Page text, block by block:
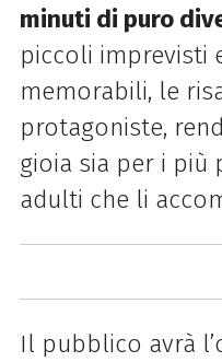
minuti di puro
piccoli imprevisti
memorabili, le
protagoniste,
gioia sia per i più
adulti che li
Il pubblico avrà